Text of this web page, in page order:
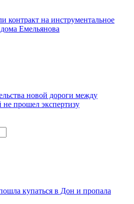
контракт на инструментальное
Емельянова
новой дороги между
не прошел экспертизу
купаться в Дон и пропала